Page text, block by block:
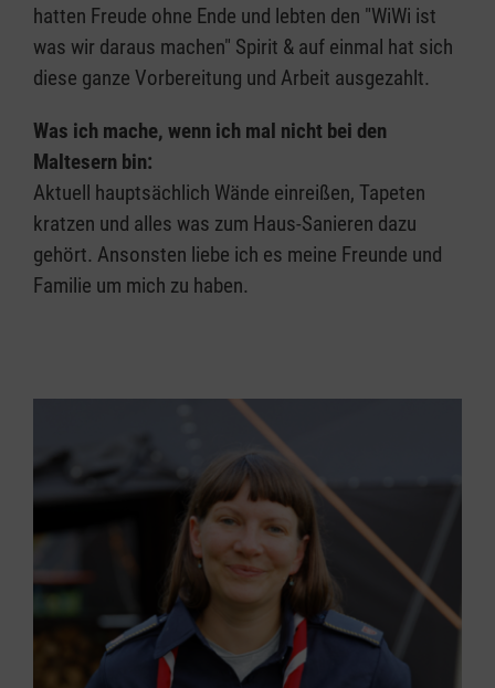
hatten Freude ohne Ende und lebten den "WiWi ist
was wir daraus machen" Spirit & auf einmal hat sich
diese ganze Vorbereitung und Arbeit ausgezahlt.
Was ich mache, wenn ich mal nicht bei den
Maltesern bin:
Aktuell hauptsächlich Wände einreißen, Tapeten
kratzen und alles was zum Haus-Sanieren dazu
gehört. Ansonsten liebe ich es meine Freunde und
Familie um mich zu haben.